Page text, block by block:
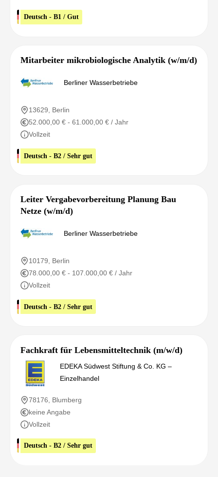
Deutsch - B1 / Gut
Mitarbeiter mikrobiologische Analytik (w/m/d)
Berliner Wasserbetriebe
13629, Berlin
52.000,00 € - 61.000,00 € / Jahr
Vollzeit
Deutsch - B2 / Sehr gut
Leiter Vergabevorbereitung Planung Bau
Netze (w/m/d)
Berliner Wasserbetriebe
10179, Berlin
78.000,00 € - 107.000,00 € / Jahr
Vollzeit
Deutsch - B2 / Sehr gut
Fachkraft für Lebensmitteltechnik (m/w/d)
EDEKA Südwest Stiftung & Co. KG –
Einzelhandel
78176, Blumberg
keine Angabe
Vollzeit
Deutsch - B2 / Sehr gut